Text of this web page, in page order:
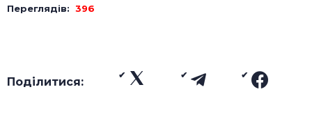
Переглядів: 396
Поділитися: